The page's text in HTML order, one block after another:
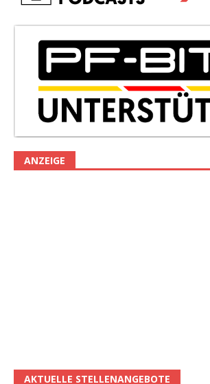
ANZEIGE
AKTUELLE STELLENANGEBOTE